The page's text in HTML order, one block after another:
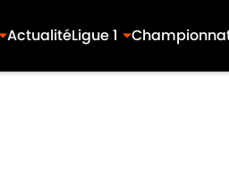
ActualitéLigue 1